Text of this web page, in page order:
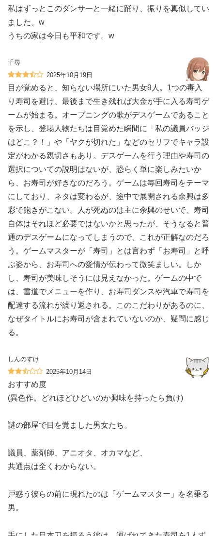
私はずっとこのダンサーと一緒に踊り、振りを真似してい
ました。w
うちの家は今日も平和です。w
千尋
2025年10月19日
目が覚めると、知らない場所にいた男女9人。1つの毒入
り寿司を避け、最後まで生き残れば大金が手に入る寿司ゲ
ームが始まる。オープニングの歌がデスゲームであること
を示し、登場人物たちは目覚めた瞬間に「私の議員バッジ
はどこ？！」や「ヤクが切れた」などのセリフでキャラ設
定がわかる親切さもあり。デスゲームを行う理由や寿司の
選択についての説明はないが、恐らく単に楽しみたいか
ら、お寿司が好きなのだろう。ゲームは毎回寿司をテーマ
にしており、ネタは変わるが、途中で展開される余興は多
彩で飽きがこない。人が死ぬのは主に余興のせいで、寿司
自体はそれほど必要ではないかと思ったが、そうなると普
通のデスゲームになってしまうので、これが正解なのだろ
う。ゲームマスターが「寿司」とは言わず「お寿司」と呼
ぶ姿から、お寿司への愛情が伝わって微笑ましい。しか
し、寿司が美味しそうには見えなかった。ゲームの中で
は、書道でメニューを作り、お寿司ダンスや汽車で寿司を
配達する流れが繰り返される。このこだわりがあるのに、
なぜタイトルにお寿司が含まれていないのか、疑問に感じ
る。
しんのすけ
2025年10月14日
おすすめ度
(異色作。どれほどひどいのか興味を持ったら負け)
謎の部屋で目を覚ました男女たち。
議員、薬剤師、アニオタ、オカマなど、
共通点は全くわからない。
戸惑う彼らの前に現れたのは「ゲームマスター」を名乗る
男。